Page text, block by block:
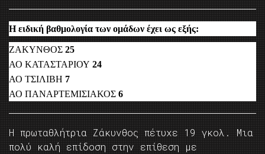
H ειδική βαθμολογία των ομάδων έχει ως εξής:
ZAKYΝΘΟΣ 25
ΑΟ ΚΑΤΑΣΤΑΡΙΟΥ 24
ΑΟ ΤΣΙΛΙΒΗ 7
ΑΟ ΠΑΝΑΡΤΕΜΙΣΙΑΚΟΣ 6
Η πρωταθλήτρια Ζάκυνθος πέτυχε 19 γκολ. Μια
πολύ καλή επίδοση στην επίθεση με